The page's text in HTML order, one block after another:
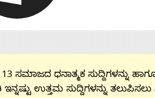
ಸಮಾಜದ ಧನಾತ್ಮಕ ಸುದ್ದಿಗಳನ್ನು
ಉತ್ತಮ ಸುದ್ದಿಗಳನ್ನು